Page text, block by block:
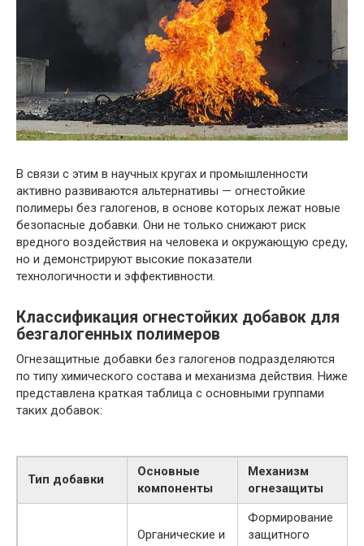
В связи с этим в научных кругах и промышленности
активно развиваются альтернативы — огнестойкие
полимеры без галогенов, в основе которых лежат новые
безопасные добавки. Они не только снижают риск
вредного воздействия на человека и окружающую среду,
но и демонстрируют высокие показатели
технологичности и эффективности.
Классификация огнестойких добавок для
безгалогенных полимеров
Огнезащитные добавки без галогенов подразделяются
по типу химического состава и механизма действия. Ниже
представлена краткая таблица с основными группами
таких добавок:
Тип добавки
Основные
компоненты
Механизм
огнезащиты
Органические и
Формирование
защитного